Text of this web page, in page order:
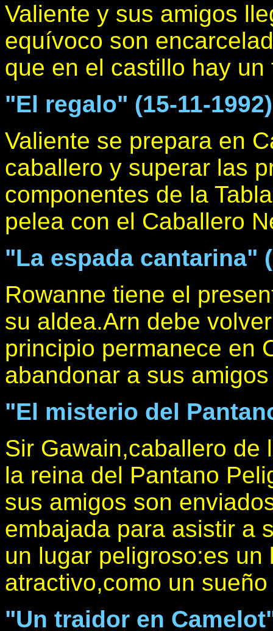
Valiente y sus amigos
equívoco son
que en el castillo hay un
"El regalo" (15-11-1992)
Valiente se prepara en
caballero y superar las
componentes de la
pelea con el Caballero
"La espada cantarina"
Rowanne tiene el
su aldea.Arn debe
principio permanece en
abandonar a sus
"El misterio del
Sir Gawain,caballero de
la reina del Pantano
sus amigos son
embajada para asistir a
un lugar peligroso:es
atractivo,como un
"Un traidor en